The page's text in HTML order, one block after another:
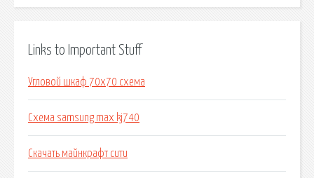
Links to Important Stuff
Угловой шкаф 70х70 схема
Схема samsung max kj740
Скачать майнкрафт сити